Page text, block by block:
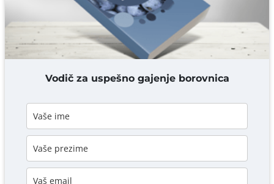
DODAJ KOMENTAR
Vodič za uspešno gajenje borovnica